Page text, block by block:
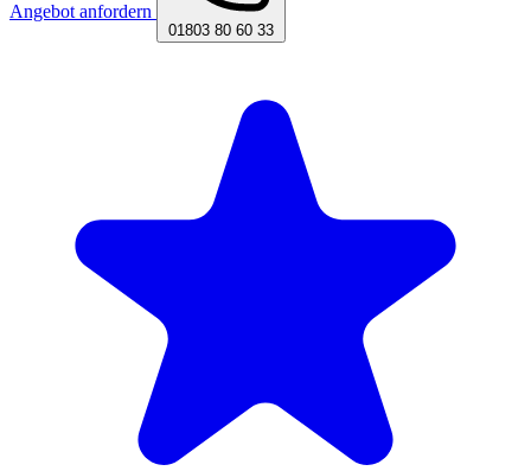
Angebot anfordern
01803 80 60 33